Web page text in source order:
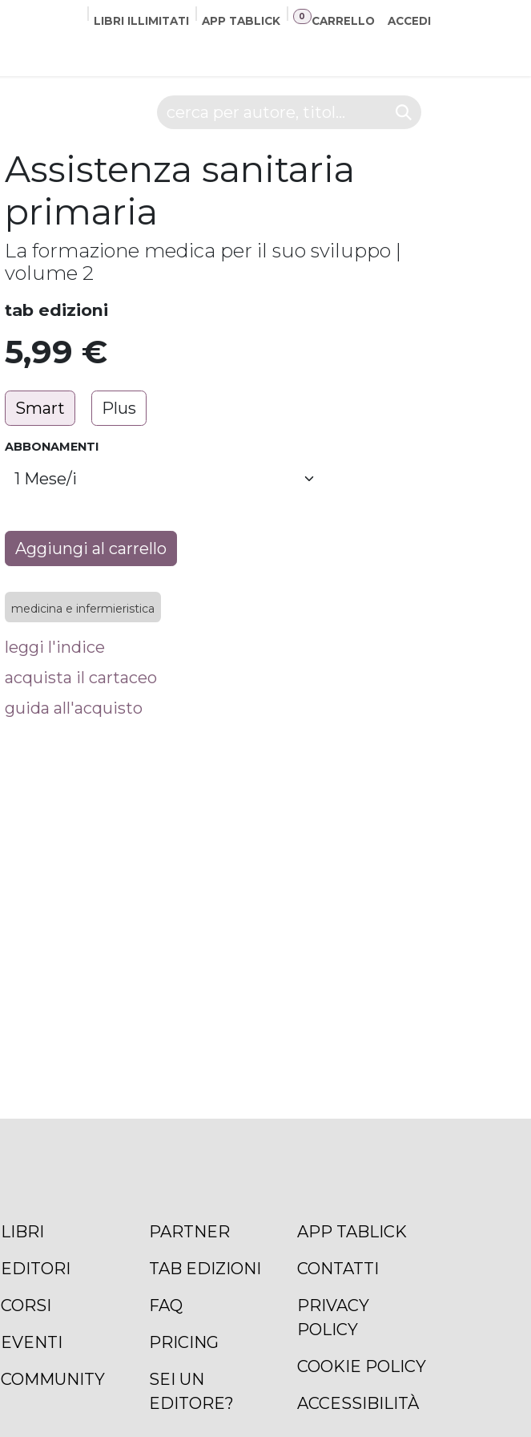
LIBRI ILLIMITATI APP TABLICK CARRELLO
0 ACCEDI
Assistenza sanitaria
primaria
La formazione medica per il suo sviluppo |
volume 2
tab edizioni
5,99 €
Smart Plus
ABBONAMENTI
Aggiungi al carrello
medicina e infermieristica
leggi l'indice
acquista il cartaceo
guida all'acquisto
APP TABLICK
CONTATTI
PRIVACY
POLICY
COOKIE POLICY
ACCESSIBILITÀ
PARTNER
TAB EDIZIONI
FAQ
PRICING
SEI UN
EDITORE?
LIBRI
EDITORI
CORSI
EVENTI
COMMUNITY